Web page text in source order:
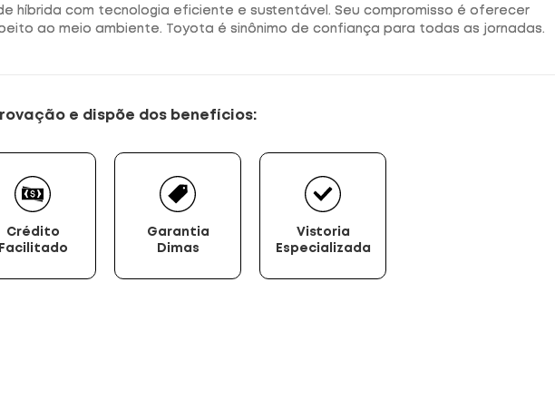
híbrida com tecnologia eficiente e sustentável. Seu compromisso é oferecer
ao meio ambiente. Toyota é sinônimo de confiança para todas as jornadas.
e dispõe dos benefícios:
Crédito
Facilitado
Garantia
Dimas
Vistoria
Especializada